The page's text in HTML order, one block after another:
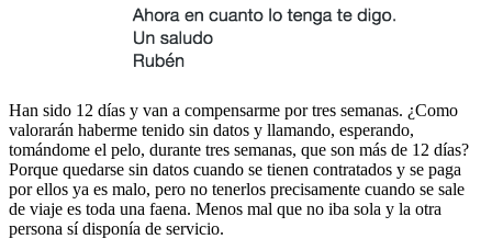
Han sido 12 días y van a compensarme por tres semanas. ¿Como
valorarán haberme tenido sin datos y llamando, esperando,
tomándome el pelo, durante tres semanas, que son más de 12 días?
Porque quedarse sin datos cuando se tienen contratados y se paga
por ellos ya es malo, pero no tenerlos precisamente cuando se sale
de viaje es toda una faena. Menos mal que no iba sola y la otra
persona sí disponía de servicio.